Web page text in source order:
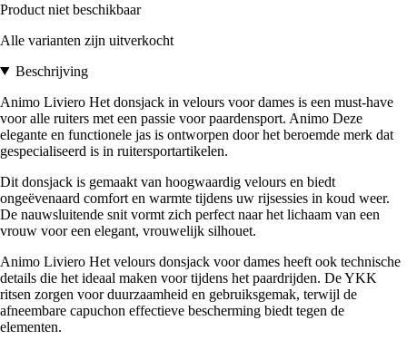
Product niet beschikbaar
Alle varianten zijn uitverkocht
Beschrijving
Animo Liviero Het donsjack in velours voor dames is een must-have
voor alle ruiters met een passie voor paardensport. Animo Deze
elegante en functionele jas is ontworpen door het beroemde merk dat
gespecialiseerd is in ruitersportartikelen.
Dit donsjack is gemaakt van hoogwaardig velours en biedt
ongeëvenaard comfort en warmte tijdens uw rijsessies in koud weer.
De nauwsluitende snit vormt zich perfect naar het lichaam van een
vrouw voor een elegant, vrouwelijk silhouet.
Animo Liviero Het velours donsjack voor dames heeft ook technische
details die het ideaal maken voor tijdens het paardrijden. De YKK
ritsen zorgen voor duurzaamheid en gebruiksgemak, terwijl de
afneembare capuchon effectieve bescherming biedt tegen de
elementen.